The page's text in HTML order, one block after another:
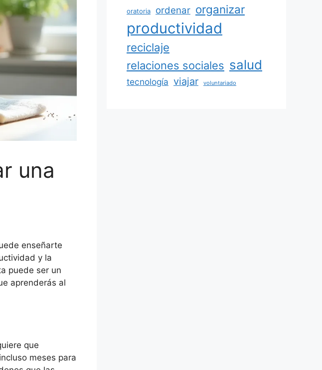
una
enseñarte
y la
puede ser un
aprenderás al
que
meses para
oratoria ordenar organizar
productividad
reciclaje
relaciones sociales salud
tecnología viajar voluntariado